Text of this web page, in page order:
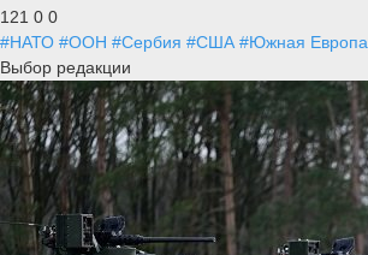
121 0 0
#НАТО #ООН #Сербия #США #Южная Европа
Выбор редакции